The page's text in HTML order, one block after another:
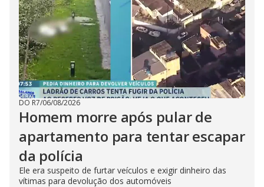
DO R7/06/08/2026
Homem morre após pular de
apartamento para tentar escapar
da polícia
Ele era suspeito de furtar veículos e exigir dinheiro das
vítimas para devolução dos automóveis